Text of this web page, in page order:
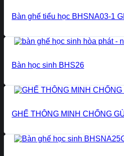
Bàn ghế tiểu học BHSNA03-1
Bàn học sinh BHS26
GHẾ THÔNG MINH CHỐNG